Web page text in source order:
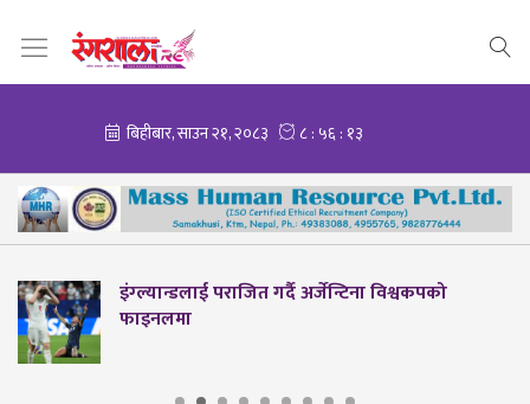
इंग्ल्यान्डलाई पराजित गर्दै अर्जेन्टिना विश्वकपको
फाइनलमा